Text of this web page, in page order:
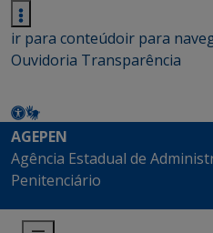
ir para conteúdoir para
Ouvidoria Transparência
AGEPEN
Agência Estadual de
Penitenciário